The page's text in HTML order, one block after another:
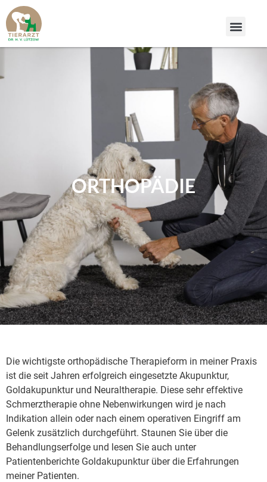
ORTHOPÄDIE
Die wichtigste orthopädische Therapieform in meiner Praxis
ist die seit Jahren erfolgreich eingesetzte Akupunktur,
Goldakupunktur und Neuraltherapie. Diese sehr effektive
Schmerztherapie ohne Nebenwirkungen wird je nach
Indikation allein oder nach einem operativen Eingriff am
Gelenk zusätzlich durchgeführt. Staunen Sie über die
Behandlungserfolge und lesen Sie auch unter
Patientenberichte Goldakupunktur über die Erfahrungen
meiner Patienten.